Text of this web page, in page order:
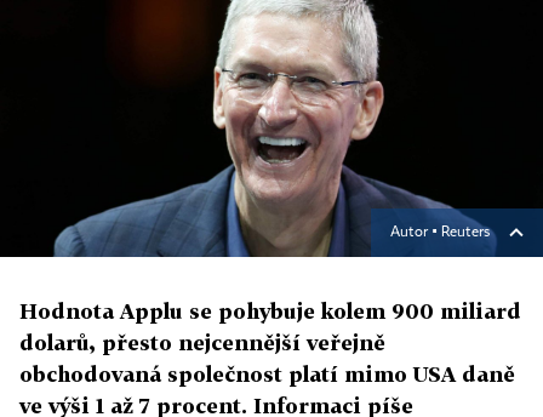
Autor ▪ Reuters
Hodnota Applu se pohybuje kolem 900 miliard
dolarů, přesto nejcennější veřejně
obchodovaná společnost platí mimo USA daně
ve výši 1 až 7 procent. Informaci píše